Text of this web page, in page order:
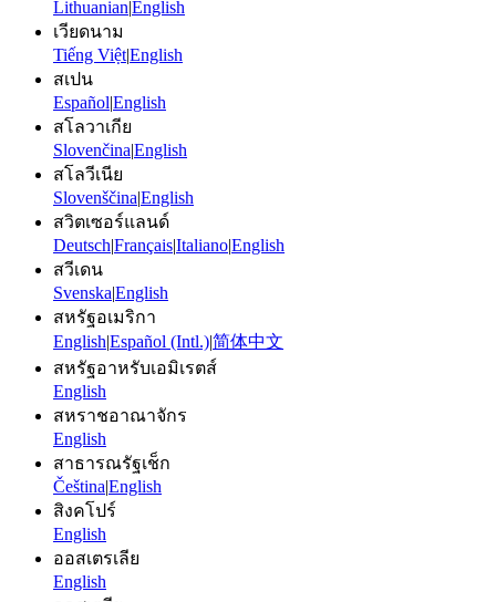
Lithuanian|English
เวียดนาม
Tiếng Việt|English
สเปน
Español|English
สโลวาเกีย
Slovenčina|English
สโลวีเนีย
Slovenščina|English
สวิตเซอร์แลนด์
Deutsch|Français|Italiano|English
สวีเดน
Svenska|English
สหรัฐอเมริกา
English|Español (Intl.)|简体中文
สหรัฐอาหรับเอมิเรตส์
English
สหราชอาณาจักร
English
สาธารณรัฐเช็ก
Čeština|English
สิงคโปร์
English
ออสเตรเลีย
English